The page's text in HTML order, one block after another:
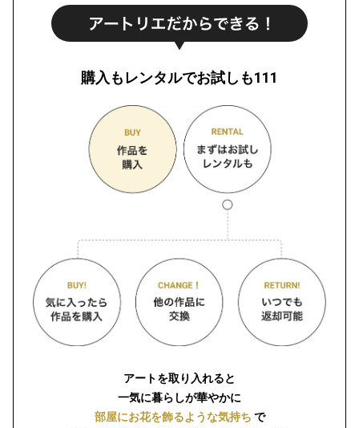
購入もレンタルでお試しも111
アートを取り入れると
一気に暮らしが華やかに
部屋にお花を飾るような気持ち で